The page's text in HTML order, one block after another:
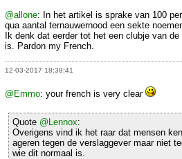
@allone: In het artikel is sprake van 100
qua aantal ternauwernood een sekte
Ik denk dat eerder tot het een clubje van
is. Pardon my French.
12-03-2017 18:38:41
@Emmo: your french is very clear
Quote @Lennox:
Overigens vind ik het raar dat mensen
ageren tegen de verslaggever maar niet
wie dit normaal is.